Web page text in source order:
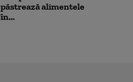
păstrează alimentele
în...